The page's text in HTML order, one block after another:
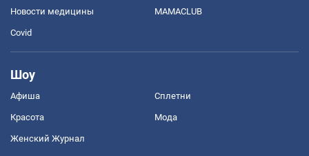
Новости медицины MAMACLUB
Covid
Шоу
Афиша Сплетни
Красота Мода
Женский Журнал